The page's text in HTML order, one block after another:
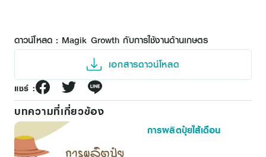
ดาวน์โหลด : Magik Growth กับการใช้งานด้านเกษตร
เอกสารดาวน์โหลด
แชร์ :
บทความที่เกี่ยวข้อง
การผลิตปุ๋ยไส้เดือน